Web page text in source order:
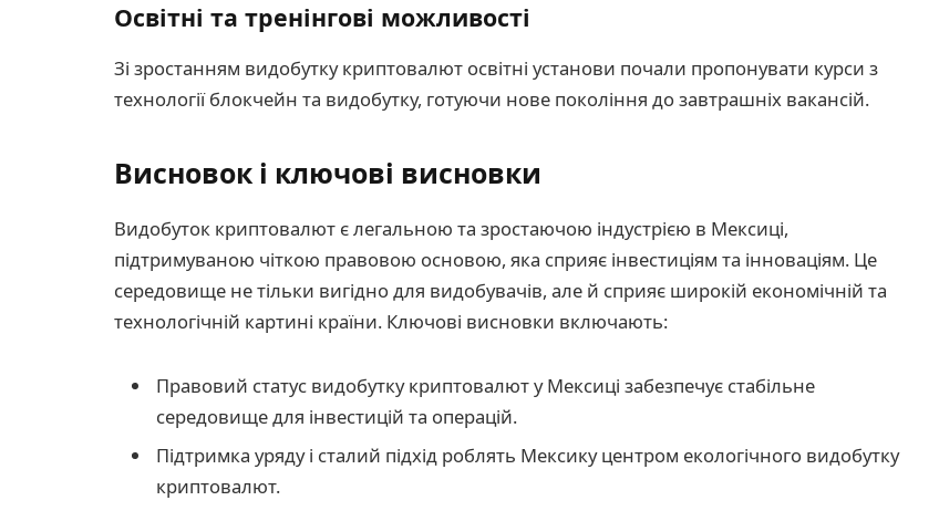
Освітні та тренінгові можливості
Зі зростанням видобутку криптовалют освітні установи почали пропонувати курси з
технології блокчейн та видобутку, готуючи нове покоління до завтрашніх вакансій.
Висновок і ключові висновки
Видобуток криптовалют є легальною та зростаючою індустрією в Мексиці,
підтримуваною чіткою правовою основою, яка сприяє інвестиціям та інноваціям. Це
середовище не тільки вигідно для видобувачів, але й сприяє широкій економічній та
технологічній картині країни. Ключові висновки включають:
Правовий статус видобутку криптовалют у Мексиці забезпечує стабільне
середовище для інвестицій та операцій.
Підтримка уряду і сталий підхід роблять Мексику центром екологічного видобутку
криптовалют.